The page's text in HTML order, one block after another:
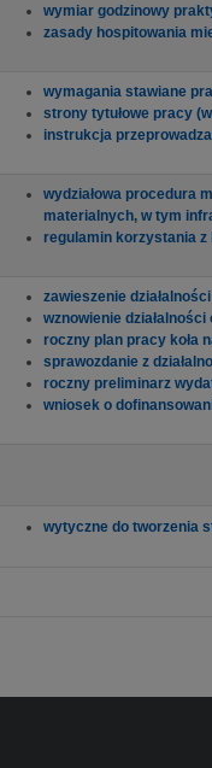
wymiar godzinowy
zasady hospitowania
wymagania stawiane
strony tytułowe pracy
instrukcja
wydziałowa procedura
materialnych, w tym
regulamin korzystania z
zawieszenie
wznowienie
roczny plan pracy koła
sprawozdanie z
roczny preliminarz
wniosek o
wytyczne do tworzenia